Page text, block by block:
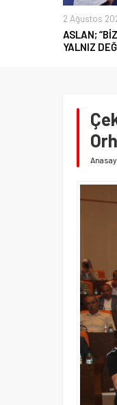
2 Ağustos
ASLAN;
YALNIZ